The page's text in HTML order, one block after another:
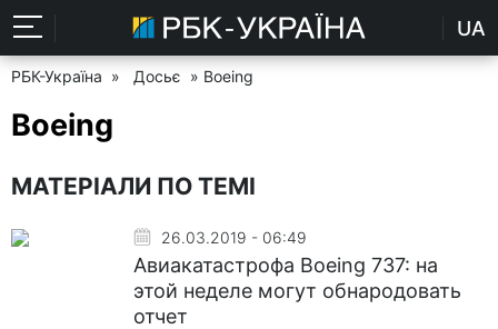
UA
РБК-Україна » Досьє » Boeing
Boeing
МАТЕРІАЛИ ПО ТЕМІ
26.03.2019 - 06:49
Авиакатастрофа Boeing 737: на
этой неделе могут обнародовать
отчет